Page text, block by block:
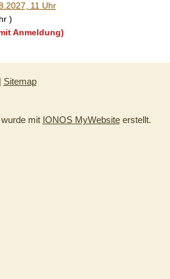
11 Uhr
)
Anmeldung)
| Sitemap
mit IONOS MyWebsiteerstellt.